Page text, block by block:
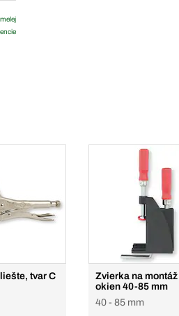
tvar C
Zvierka na montáž
okien 40-85 mm
40 - 85 mm